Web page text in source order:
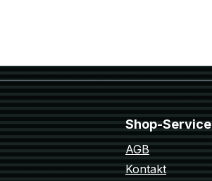
Shop-Service
AGB
Kontakt